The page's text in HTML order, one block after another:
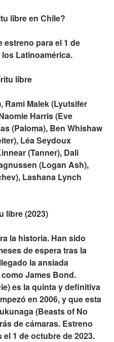
libre en Chile?
estreno para el 1 de
Latinoamérica.
libre
Rami Malek (Lyutsifer
Harris (Eve
(Paloma), Ben Whishaw
Léa Seydoux
(Tanner), Dali
(Logan Ash),
Lashana Lynch
libre (2023)
la historia. Han sido
de espera tras la
la ansiada
James Bond.
es la quinta y definitiva
en 2006, y que esta
(Beasts of No
de cámaras. Estreno
1 de octubre de 2023.